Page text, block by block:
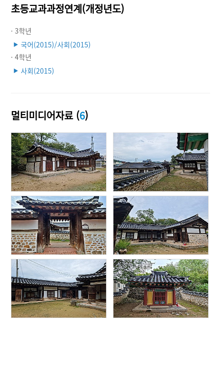
초등교과과정연계(개정년도)
· 3학년
▶ 국어(2015)/사회(2015)
· 4학년
▶ 사회(2015)
멀티미디어자료 (6)